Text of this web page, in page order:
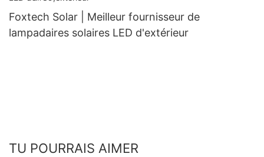
Foxtech Solar | Meilleur fournisseur de
lampadaires solaires LED d'extérieur
TU POURRAIS AIMER